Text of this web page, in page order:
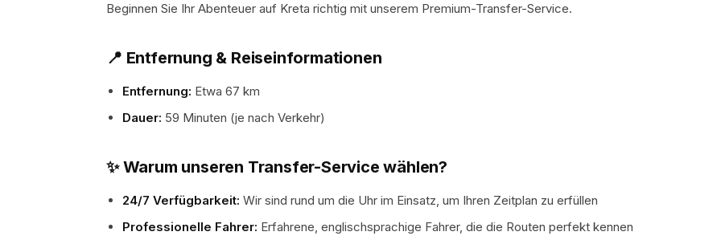
Beginnen Sie Ihr Abenteuer auf Kreta richtig mit unserem Premium-Transfer-Service.
📍 Entfernung & Reiseinformationen
Entfernung: Etwa 67 km
Dauer: 59 Minuten (je nach Verkehr)
✨ Warum unseren Transfer-Service wählen?
24/7 Verfügbarkeit: Wir sind rund um die Uhr im Einsatz, um Ihren Zeitplan zu erfüllen
Professionelle Fahrer: Erfahrene, englischsprachige Fahrer, die die Routen perfekt kennen